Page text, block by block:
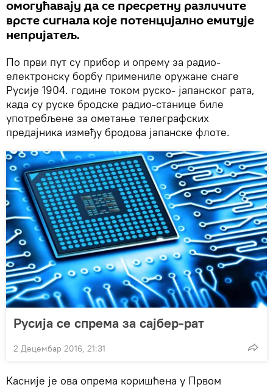
омогућавају да се пресретну различите
врсте сигнала које потенцијално емитује
непријатељ.
По први пут су прибор и опрему за радио-
електронску борбу примениле оружане снаге
Русије 1904. године током руско- јапанског рата,
када су руске бродске радио-станице биле
употребљене за ометање телеграфских
предајника између бродова јапанске флоте.
Русија се спрема за сајбер-рат
2 Децембар 2016, 21:31
Касније је ова опрема коришћена у Првом